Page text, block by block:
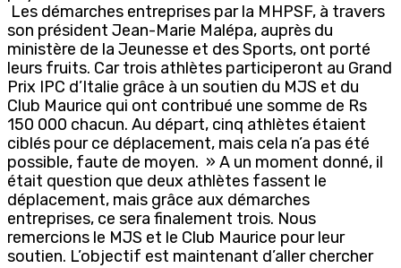
Les démarches entreprises par la MHPSF, à travers
son président Jean-Marie Malépa, auprès du
ministère de la Jeunesse et des Sports, ont porté
leurs fruits. Car trois athlètes participeront au Grand
Prix IPC d’Italie grâce à un soutien du MJS et du
Club Maurice qui ont contribué une somme de Rs
150 000 chacun. Au départ, cinq athlètes étaient
ciblés pour ce déplacement, mais cela n’a pas été
possible, faute de moyen. » A un moment donné, il
était question que deux athlètes fassent le
déplacement, mais grâce aux démarches
entreprises, ce sera finalement trois. Nous
remercions le MJS et le Club Maurice pour leur
soutien. L’objectif est maintenant d’aller chercher